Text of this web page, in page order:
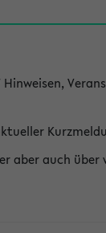
aber auch